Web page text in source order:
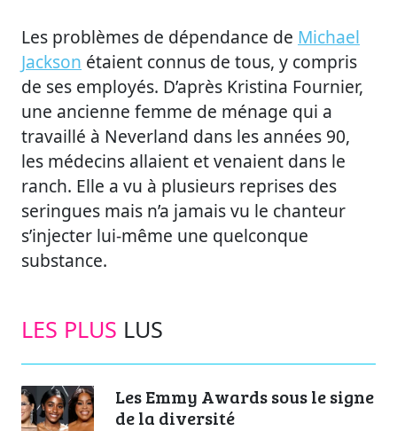
Les problèmes de dépendance de Michael
Jackson étaient connus de tous, y compris
de ses employés. D’après Kristina Fournier,
une ancienne femme de ménage qui a
travaillé à Neverland dans les années 90,
les médecins allaient et venaient dans le
ranch. Elle a vu à plusieurs reprises des
seringues mais n’a jamais vu le chanteur
s’injecter lui-même une quelconque
substance.
LES PLUS LUS
Les Emmy Awards sous le signe
de la diversité